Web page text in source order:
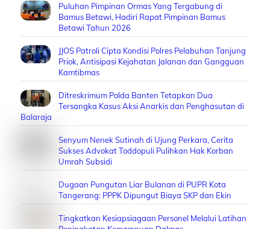
Puluhan Pimpinan Ormas Yang Tergabung di
Bamus Betawi, Hadiri Rapat Pimpinan Bamus
Betawi Tahun 2026
JJOS Patroli Cipta Kondisi Polres Pelabuhan Tanjung
Priok, Antisipasi Kejahatan Jalanan dan Gangguan
Kamtibmas
Ditreskrimum Polda Banten Tetapkan Dua
Tersangka Kasus Aksi Anarkis dan Penghasutan di
Balaraja
Senyum Nenek Sutinah di Ujung Perkara, Cerita
Sukses Advokat Toddopuli Pulihkan Hak Korban
Umrah Subsidi
Dugaan Pungutan Liar Bulanan di PUPR Kota
Tangerang: PPPK Dipungut Biaya SKP dan Ekin
Tingkatkan Kesiapsiagaan Personel Melalui Latihan